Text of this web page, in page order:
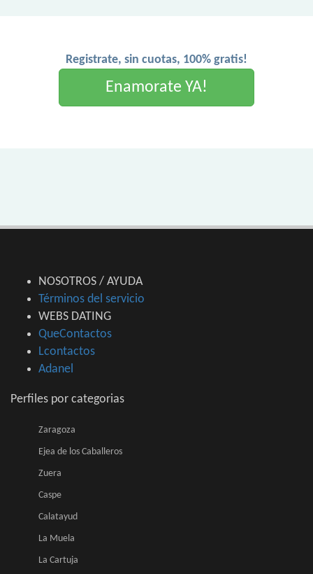
Registrate, sin cuotas, 100% gratis!
Enamorate YA!
NOSOTROS / AYUDA
Términos del servicio
WEBS DATING
QueContactos
Lcontactos
Adanel
Perfiles por categorias
Zaragoza
Ejea de los Caballeros
Zuera
Caspe
Calatayud
La Muela
La Cartuja